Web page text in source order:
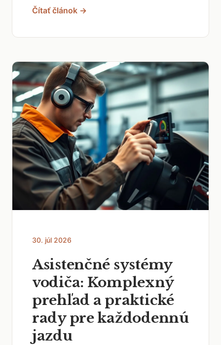
Čítať článok →
30. júl 2026
Asistenčné systémy
vodiča: Komplexný
prehľad a praktické
rady pre každodennú
jazdu